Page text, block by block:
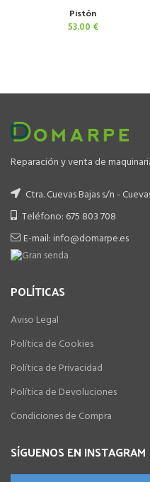
Pistón
53.00 €
Reparación y venta de
Ctra. Cuevas Bajas s/n -
Teléfono: 675 803 708
E-mail: info@domarpe.es
POLÍTICAS
Aviso Legal
Política de Cookies
Política de Privacidad
Política de Devoluciones
Condiciones de Compra
SÍGUENOS EN INSTAGRAM